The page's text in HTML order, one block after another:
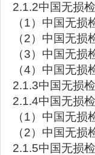
2.1.2中国无损
（1）中国无
（2）中国无损
（3）中国无
（4）中国无
2.1.3中国无损
2.1.4中国无损
（1）中国无
（2）中国无
2.1.5中国无损